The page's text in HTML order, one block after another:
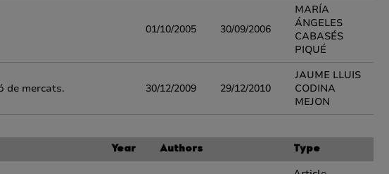
01/10/2005 30/09/2006
MARÍA
ÁNGELES
CABASÉS
PIQUÉ
de mercats. 30/12/2009 29/12/2010
JAUME LLUIS
CODINA
MEJON
Year Authors Type